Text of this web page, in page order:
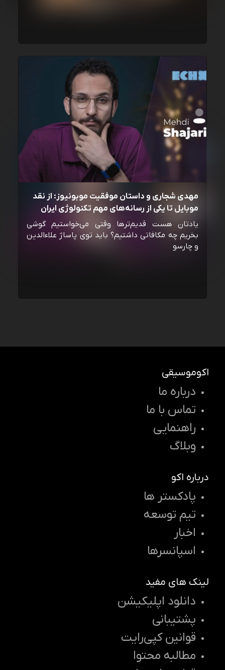
مهدی شجاری و داستان موفقیت موبونیوز: از نقد
موبایل تا یکی از رسانه‌‌های مهم تکنولوژی ایران
یادتان هست قدیم‌ترها وقتی می‌خواستیم گوشی
بخریم چه مکافاتی داشتیم؟ باید توی پاساژ علاءالدین
و چارسو
اکوموسیقی
درباره ما
تماس با ما
راهنمایی
وبلاگ
درباره اکو
پادکستر ها
تیم توسعه
اخبار
اسپانسرها
لینک های مفید
دانلود اپلیکیشن
پشتیبانی
قوانین کپی‌رایت
مطالبه محتوا